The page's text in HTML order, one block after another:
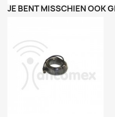
JE BENT MISSCHIEN OOK